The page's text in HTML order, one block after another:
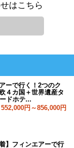
はこちら
ーで行く！2つのク
４カ国＋世界遺産タ
ドホテ...
552,000円～856,000円
】フィンエアーで行